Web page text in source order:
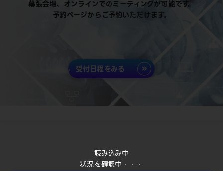
読み込み中
状況を確認中・・・
幕張会場、オンラインでのミーティングが可能です。
予約ページからご予約いただけます。
受付日程をみる